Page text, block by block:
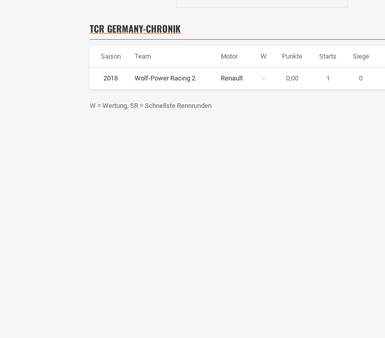
TCR GERMANY-CHRONIK
Saison Team Motor W Punkte Starts Siege
2018 Wolf-Power Racing 2 Renault - 0,00 1 0
W = Wertung, SR = Schnellste Rennrunden